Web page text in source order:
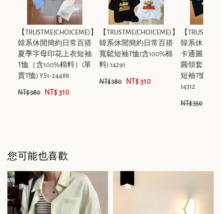
【TRUSTME(CHOICEME)】
韓系休閒簡約日常百搭
夏季字母印花上衣短袖
T恤（含100%棉料）(單
賣T恤) YS1-24488
NT$ 380 NT$ 310
【TRUSTME(CHOICEME)】
韓系休閒簡約日常百搭
寬鬆短袖T恤(含100%棉
料) 14291
NT$ 380 NT$ 310
【
韓系休閒簡
卡通圖案字
圓領套頭短
短袖T恤(含
14312
NT$ 350
您可能也喜歡